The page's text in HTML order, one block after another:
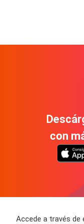
con
Accede a través de